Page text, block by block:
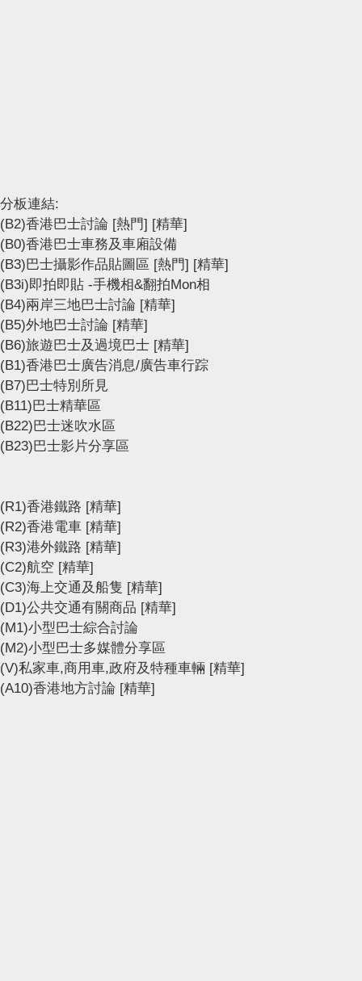
分板連結:
(B2)香港巴士討論 [熱門] [精華]
(B0)香港巴士車務及車廂設備
(B3)巴士攝影作品貼圖區 [熱門] [精華]
(B3i)即拍即貼 -手機相&翻拍Mon相
(B4)兩岸三地巴士討論 [精華]
(B5)外地巴士討論 [精華]
(B6)旅遊巴士及過境巴士 [精華]
(B1)香港巴士廣告消息/廣告車行踪
(B7)巴士特別所見
(B11)巴士精華區
(B22)巴士迷吹水區
(B23)巴士影片分享區
(R1)香港鐵路 [精華]
(R2)香港電車 [精華]
(R3)港外鐵路 [精華]
(C2)航空 [精華]
(C3)海上交通及船隻 [精華]
(D1)公共交通有關商品 [精華]
(M1)小型巴士綜合討論
(M2)小型巴士多媒體分享區
(V)私家車,商用車,政府及特種車輛 [精華]
(A10)香港地方討論 [精華]